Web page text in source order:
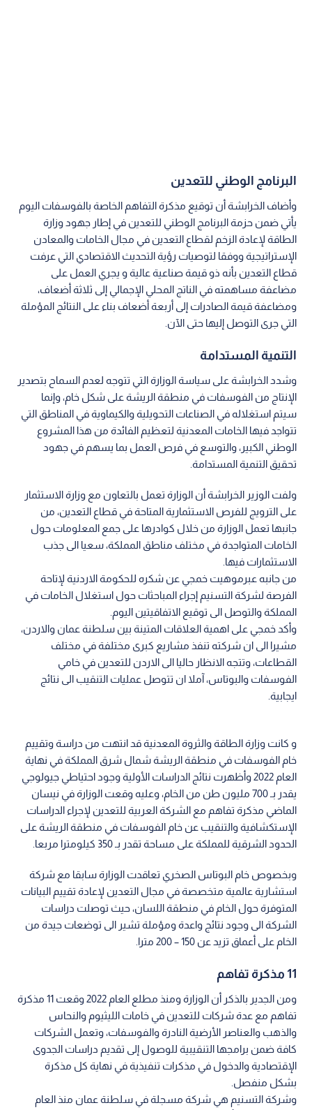
البرنامج الوطني للتعدين
وأضاف الخرابشة أن توقيع مذكرة التفاهم الخاصة بالفوسفات اليوم
يأتي ضمن حزمة البرنامج الوطني للتعدين في إطار جهود وزارة
الطاقة لإعادة الزخم لقطاع التعدين في مجال الخامات والمعادن
الإستراتيجية ووفقا لتوصيات رؤية التحديث الاقتصادي التي عرفت
قطاع التعدين بأنه ذو قيمة صناعية عالية و يجري العمل على
مضاعفة مساهمته في الناتج المحلي الإجمالي إلى ثلاثة أضعاف،
ومضاعفة قيمة الصادرات إلى أربعة أضعاف بناء على النتائج المؤملة
التي جرى التوصل إليها حتى الآن.
التنمية المستدامة
وشدد الخرابشة على سياسة الوزارة التي تتوجه لعدم السماح بتصدير
الإنتاج من الفوسفات في منطقة الريشة على شكل خام، وإنما
سيتم استغلاله في الصناعات التحويلية والكيماوية في المناطق التي
تتواجد فيها الخامات المعدنية لتعظيم الفائدة من هذا المشروع
الوطني الكبير، والتوسع في فرص العمل بما يسهم في جهود
تحقيق التنمية المستدامة.
ولفت الوزير الخرابشة أن الوزارة تعمل بالتعاون مع وزارة الاستثمار
على الترويج للفرص الاستثمارية المتاحة في قطاع التعدين، من
جانبها تعمل الوزارة من خلال كوادرها على جمع المعلومات حول
الخامات المتواجدة في مختلف مناطق المملكة، سعيا الى جذب
الاستثمارات فيها.
من جانبه عبرموهيت خمجي عن شكره للحكومة الاردنية لإتاحة
الفرصة لشركة التسنيم إجراء المباحثات حول استغلال الخامات في
المملكة والتوصل الى توقيع الاتفاقيتين اليوم.
وأكد خمجي على اهمية العلاقات المتينة بين سلطنة عمان والاردن،
مشيرا الى ان شركته تنفذ مشاريع كبرى مختلفة في مختلف
القطاعات، وتتجه الانظار حاليا الى الاردن للتعدين في خامي
الفوسفات والبوتاس، آملا ان تتوصل عمليات التنقيب الى نتائج
ايجابية.
و كانت وزارة الطاقة والثروة المعدنية قد انتهت من دراسة وتقييم
خام الفوسفات في منطقة الريشة شمال شرق المملكة في نهاية
العام 2022 وأظهرت نتائج الدراسات الأولية وجود احتياطي جيولوجي
يقدر بـ 700 مليون طن من الخام، وعليه وقعت الوزارة في نيسان
الماضي مذكرة تفاهم مع الشركة العربية للتعدين لإجراء الدراسات
الإستكشافية والتنقيب عن خام الفوسفات في منطقة الريشة على
الحدود الشرقية للمملكة على مساحة تقدر بـ 350 كيلومترا مربعا.
وبخصوص خام البوتاس الصخري تعاقدت الوزارة سابقا مع شركة
استشارية عالمية متخصصة في مجال التعدين لإعادة تقييم البيانات
المتوفرة حول الخام في منطقة اللسان، حيث توصلت دراسات
الشركة الى وجود نتائج واعدة ومؤملة تشير الى توضعات جيدة من
الخام على أعماق تزيد عن 150 – 200 مترا.
11 مذكرة تفاهم
ومن الجدير بالذكر أن الوزارة ومنذ مطلع العام 2022 وقعت 11 مذكرة
تفاهم مع عدة شركات للتعدين في خامات الليثيوم والنحاس
والذهب والعناصر الأرضية النادرة والفوسفات، وتعمل الشركات
كافة ضمن برامجها التنقيبية للوصول إلى تقديم دراسات الجدوى
الإقتصادية والدخول في مذكرات تنفيذية في نهاية كل مذكرة
بشكل منفصل.
وشركة التسنيم هي شركة مسجلة في سلطنة عمان منذ العام